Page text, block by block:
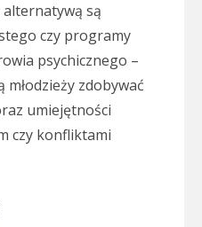
są
czy programy
psychicznego –
zdobywać
umiejętności
czy konfliktami